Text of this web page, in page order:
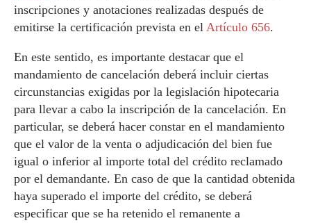
inscripciones y anotaciones realizadas después de
emitirse la certificación prevista en el Artículo 656.
En este sentido, es importante destacar que el
mandamiento de cancelación deberá incluir ciertas
circunstancias exigidas por la legislación hipotecaria
para llevar a cabo la inscripción de la cancelación. En
particular, se deberá hacer constar en el mandamiento
que el valor de la venta o adjudicación del bien fue
igual o inferior al importe total del crédito reclamado
por el demandante. En caso de que la cantidad obtenida
haya superado el importe del crédito, se deberá
especificar que se ha retenido el remanente a